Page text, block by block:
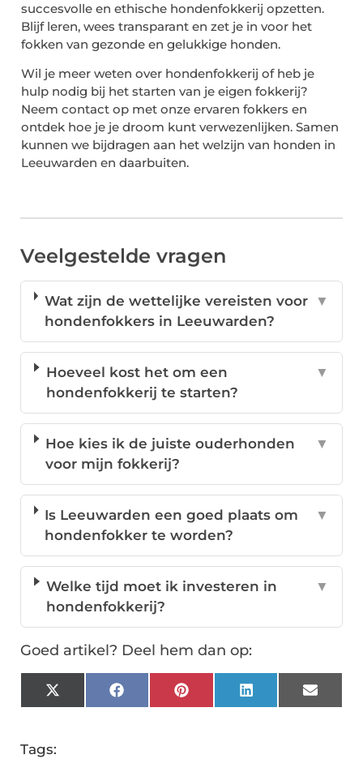
succesvolle en ethische hondenfokkerij opzetten.
Blijf leren, wees transparant en zet je in voor het
fokken van gezonde en gelukkige honden.
Wil je meer weten over hondenfokkerij of heb je
hulp nodig bij het starten van je eigen fokkerij?
Neem contact op met onze ervaren fokkers en
ontdek hoe je je droom kunt verwezenlijken. Samen
kunnen we bijdragen aan het welzijn van honden in
Leeuwarden en daarbuiten.
Veelgestelde vragen
Wat zijn de wettelijke vereisten voor
hondenfokkers in Leeuwarden?
▼
Hoeveel kost het om een
hondenfokkerij te starten?
▼
Hoe kies ik de juiste ouderhonden
voor mijn fokkerij?
▼
Is Leeuwarden een goed plaats om
hondenfokker te worden?
▼
Welke tijd moet ik investeren in
hondenfokkerij?
▼
Goed artikel? Deel hem dan op:
X
(Twitter)
FacebookPinterestLinkedInEmail
Tags: